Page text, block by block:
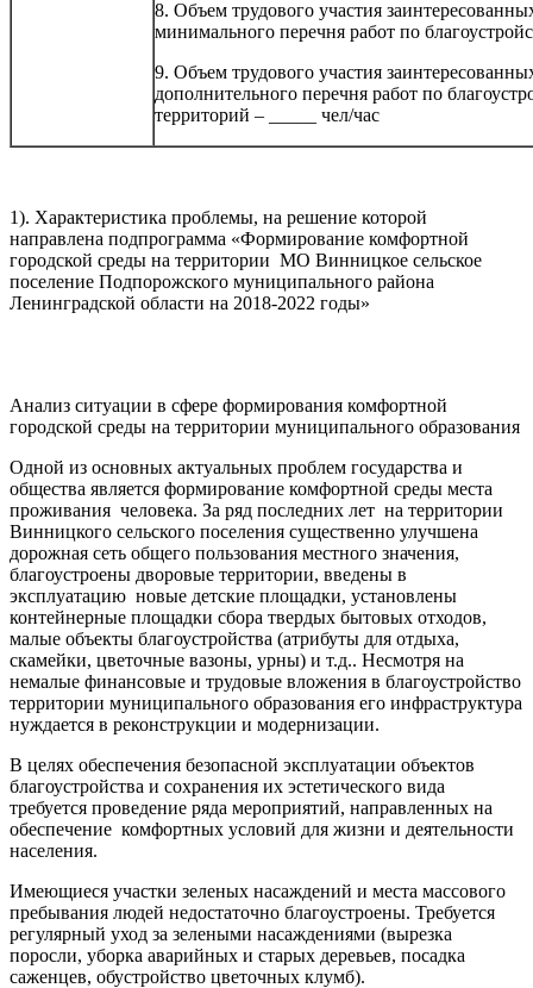
8. Объем трудового участия
минимального перечня работ по
9. Объем трудового участия
дополнительного перечня работ по
территорий – _____ чел/час
1). Характеристика проблемы, на решение которой
направлена подпрограмма «Формирование комфортной
городской среды на территории МО Винницкое сельское
поселение Подпорожского муниципального района
Ленинградской области на 2018-2022 годы»
Анализ ситуации в сфере формирования комфортной
городской среды на территории муниципального образования
Одной из основных актуальных проблем государства и
общества является формирование комфортной среды места
проживания человека. За ряд последних лет на территории
Винницкого сельского поселения существенно улучшена
дорожная сеть общего пользования местного значения,
благоустроены дворовые территории, введены в
эксплуатацию новые детские площадки, установлены
контейнерные площадки сбора твердых бытовых отходов,
малые объекты благоустройства (атрибуты для отдыха,
скамейки, цветочные вазоны, урны) и т.д.. Несмотря на
немалые финансовые и трудовые вложения в благоустройство
территории муниципального образования его инфраструктура
нуждается в реконструкции и модернизации.
В целях обеспечения безопасной эксплуатации объектов
благоустройства и сохранения их эстетического вида
требуется проведение ряда мероприятий, направленных на
обеспечение комфортных условий для жизни и деятельности
населения.
Имеющиеся участки зеленых насаждений и места массового
пребывания людей недостаточно благоустроены. Требуется
регулярный уход за зелеными насаждениями (вырезка
поросли, уборка аварийных и старых деревьев, посадка
саженцев, обустройство цветочных клумб).